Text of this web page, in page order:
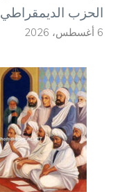
الحزب الديمقراطي
6 أغسطس، 2026